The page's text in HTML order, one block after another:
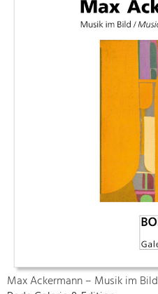
Max Ackermann – Musik im Bild